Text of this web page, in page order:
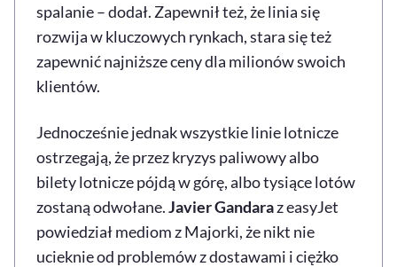
spalanie – dodał. Zapewnił też, że linia się
rozwija w kluczowych rynkach, stara się też
zapewnić najniższe ceny dla milionów swoich
klientów.
Jednocześnie jednak wszystkie linie lotnicze
ostrzegają, że przez kryzys paliwowy albo
bilety lotnicze pójdą w górę, albo tysiące lotów
zostaną odwołane.Javier Gandaraz easyJet
powiedział mediom z Majorki, że nikt nie
ucieknie od problemów z dostawami i ciężko